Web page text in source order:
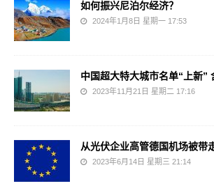
如何振兴尼泊尔经济？
2024年1月8日 星期一 17:53
中国超大特大城市名单“上新”
2023年11月21日 星期二 17:16
从光伏企业高管德国机场被带
2023年6月14日 星期三 21:14